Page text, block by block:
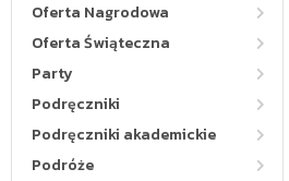
Oferta Nagrodowa
Oferta Świąteczna
Party
Podręczniki
Podręczniki akademickie
Podróże